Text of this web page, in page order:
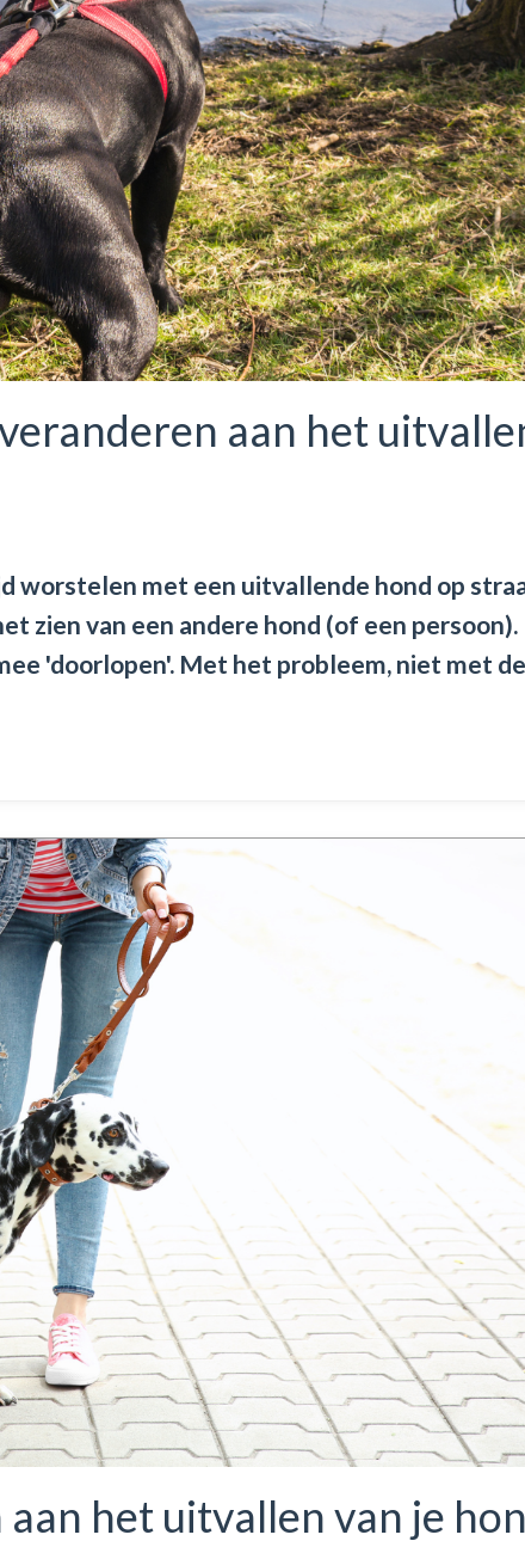
aan het
worstelen met een uitvallende hond op
zien van een andere hond (of een persoon).
'doorlopen'. Met het probleem, niet met
het uitvallen van je